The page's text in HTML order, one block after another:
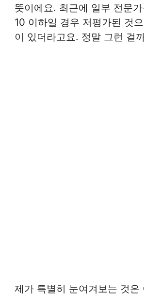
뜻이에요. 최근에 일부 전문가
10 이하일 경우 저평가된 것
이 있더라고요. 정말 그런 걸
제가 특별히 눈여겨보는 것은